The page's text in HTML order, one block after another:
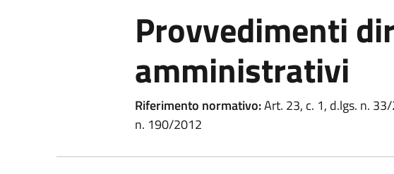
Provvedimenti
amministrativi
Riferimento normativo:Art. 23, c. 1, d.lgs. n.
n. 190/2012